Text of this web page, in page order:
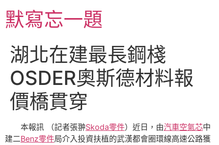
至
主默寫忘一題
湖北在建最長鋼棧
OSDER奧斯德材料報
價橋貫穿
本報訊 （記者張翀Skoda零件）近日，由汽車空氣芯中
建二Benz零件局介入投資扶植的武漢都會圈環線高速公路獲